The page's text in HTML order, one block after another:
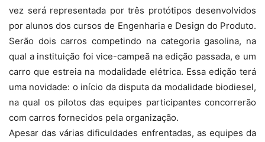
vez será representada por três protótipos desenvolvidos
por alunos dos cursos de Engenharia e Design do Produto.
Serão dois carros competindo na categoria gasolina, na
qual a instituição foi vice-campeã na edição passada, e um
carro que estreia na modalidade elétrica. Essa edição terá
uma novidade: o início da disputa da modalidade biodiesel,
na qual os pilotos das equipes participantes concorrerão
com carros fornecidos pela organização.
Apesar das várias dificuldades enfrentadas, as equipes da